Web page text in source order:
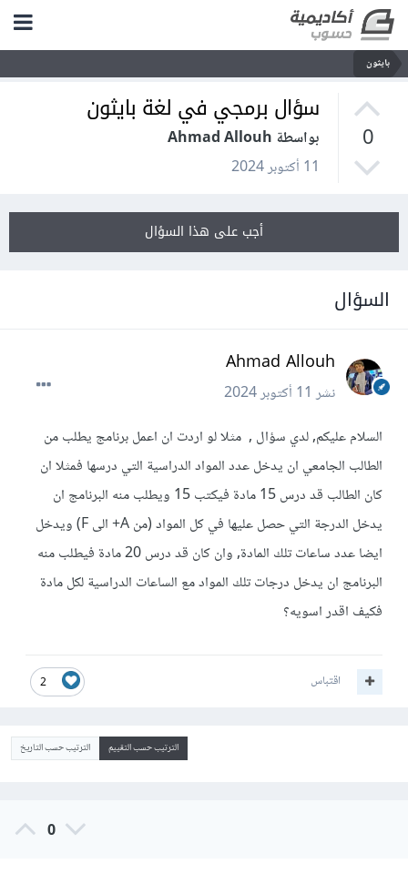
بايثون
0
سؤال برمجي في لغة بايثون
بواسطة Ahmad Allouh
11 أكتوبر 2024
أجب على هذا السؤال
السؤال
Ahmad Allouh
نشر11 أكتوبر 2024
السلام عليكم, لدي سؤال , مثلا لو اردت ان اعمل برنامج يطلب من
الطالب الجامعي ان يدخل عدد المواد الدراسية التي درسها فمثلا ان
كان الطالب قد درس 15 مادة فيكتب 15 ويطلب منه البرنامج ان
يدخل الدرجة التي حصل عليها في كل المواد (من A+ الى F) ويدخل
ايضا عدد ساعات تلك المادة, وان كان قد درس 20 مادة فيطلب منه
البرنامج ان يدخل درجات تلك المواد مع الساعات الدراسية لكل مادة
فكيف اقدر اسويه؟
2 اقتباس
الترتيب حسب التقييم الترتيب حسب التاريخ
0